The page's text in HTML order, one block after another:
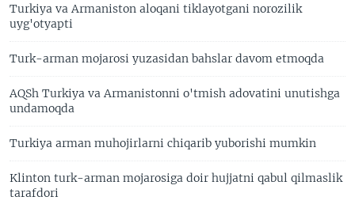
Turkiya va Armaniston aloqani tiklayotgani norozilik
uyg'otyapti
Turk-arman mojarosi yuzasidan bahslar davom etmoqda
AQSh Turkiya va Armanistonni o'tmish adovatini unutishga
undamoqda
Turkiya arman muhojirlarni chiqarib yuborishi mumkin
Klinton turk-arman mojarosiga doir hujjatni qabul qilmaslik
tarafdori